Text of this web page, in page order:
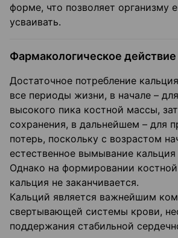
форме, что позволяет организму
усваивать.
Фармакологическое действие
Достаточное потребление
все периоды жизни, в начале –
высокого пика костной массы,
сохранения, в дальнейшем – для
потерь, поскольку с возрастом
естественное вымывание кальция
Однако на формировании
кальция не заканчивается.
Кальций является важнейшим
свертывающей системы крови,
поддержания стабильной